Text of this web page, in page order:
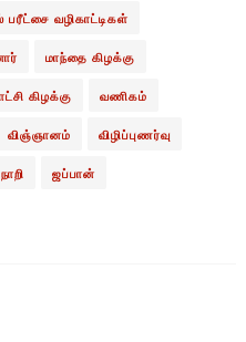
பரீட்சை வழிகாட்டிகள்
மாந்தை கிழக்கு
கிழக்கு வணிகம்
விஞ்ஞானம் விழிப்புணர்வு
ஜப்பான்